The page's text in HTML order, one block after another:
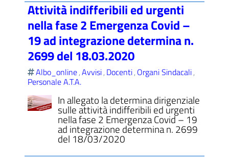
Attività indifferibili ed urgenti
nella fase 2 Emergenza Covid –
19 ad integrazione determina n.
2699 del 18.03.2020
Albo_online,Avvisi, Docenti, Organi Sindacali,
Personale A.T.A.
In allegato la determina dirigenziale
sulle attività indifferibili ed urgenti
nella fase 2 Emergenza Covid – 19
ad integrazione determina n. 2699
del 18/03/2020